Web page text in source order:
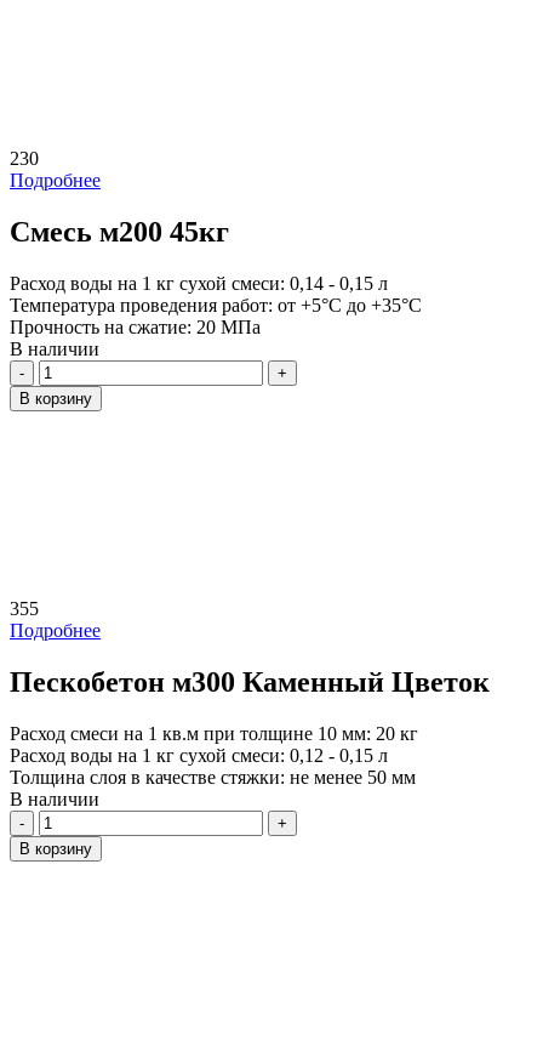
230
Подробнее
Смесь м200 45кг
Расход воды на 1 кг сухой смеси: 0,14 - 0,15 л
Температура проведения работ: от +5°C до +35°C
Прочность на сжатие: 20 МПа
В наличии
Количество
В корзину
355
Подробнее
Пескобетон м300 Каменный Цветок
Расход смеси на 1 кв.м при толщине 10 мм: 20 кг
Расход воды на 1 кг сухой смеси: 0,12 - 0,15 л
Толщина слоя в качестве стяжки: не менее 50 мм
В наличии
Количество
В корзину